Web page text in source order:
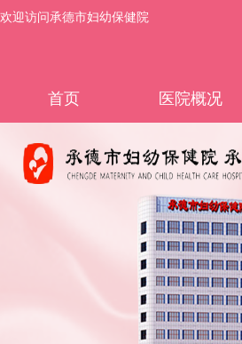
欢迎访问承德市妇幼保健院
首页 医院概况